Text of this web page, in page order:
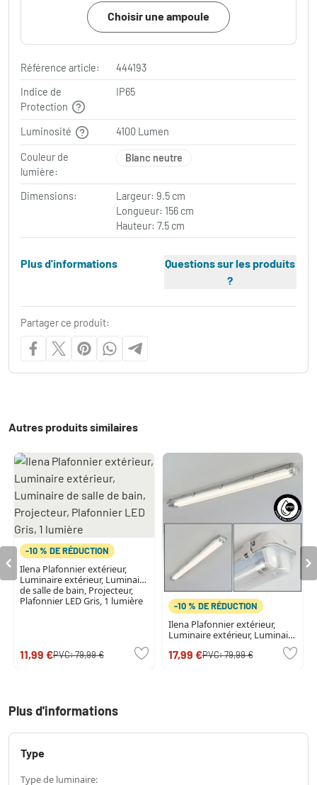
Choisir une ampoule
Référence article:
444193
Indice de
Protection
IP65
Luminosité 4100 Lumen
Couleur de
lumière:
Blanc neutre
Dimensions:
Largeur: 9.5 cm
Longueur: 156 cm
Hauteur: 7.5 cm
Plus d'informations
Questions sur les produits
?
Partager ce produit:
Autres produits similaires
-10 % DE RÉDUCTION
Ilena Plafonnier extérieur,
Luminaire extérieur, Luminaire
de salle de bain, Projecteur,
Plafonnier LED Gris, 1 lumière
11,99 €PVC:79,99 €
-10 % DE RÉDUCTION
Ilena Plafonnier extérieur,
Luminaire extérieur, Luminaire
Plafonnier LED Gris, 1 lumière
17,99 €PVC:79,99 €
Plus d'informations
Type
Type de luminaire: